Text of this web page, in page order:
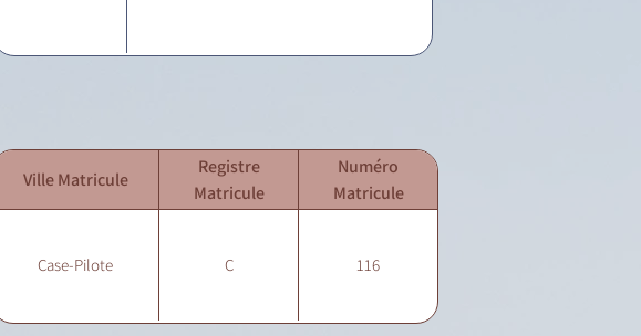
Ville Matricule
Registre
Matricule
Numéro
Matricule
Case-Pilote C 116